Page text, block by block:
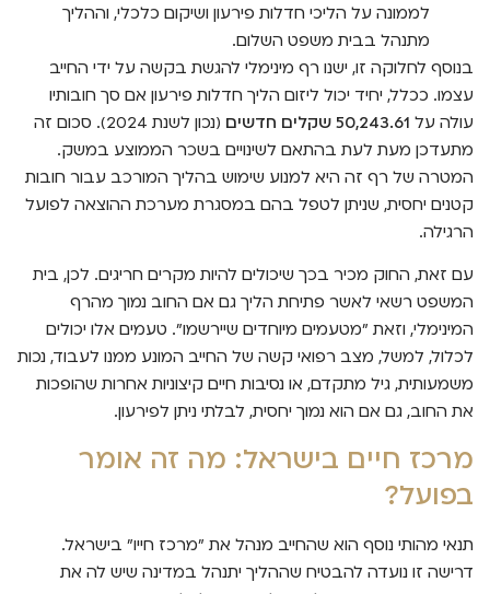
לממונה על הליכי חדלות פירעון ושיקום כלכלי, וההליך
מתנהל בבית משפט השלום.
בנוסף לחלוקה זו, ישנו רף מינימלי להגשת בקשה על ידי החייב
עצמו. ככלל, יחיד יכול ליזום הליך חדלות פירעון אם סך חובותיו
עולה על 50,243.61 שקלים חדשים
(נכון לשנת 2024). סכום זה
מתעדכן מעת לעת בהתאם לשינויים בשכר הממוצע במשק.
המטרה של רף זה היא למנוע שימוש בהליך המורכב עבור חובות
קטנים יחסית, שניתן לטפל בהם במסגרת מערכת ההוצאה לפועל
הרגילה.
עם זאת, החוק מכיר בכך שיכולים להיות מקרים חריגים. לכן, בית
המשפט רשאי לאשר פתיחת הליך גם אם החוב נמוך מהרף
המינימלי, וזאת "מטעמים מיוחדים שיירשמו". טעמים אלו יכולים
לכלול, למשל, מצב רפואי קשה של החייב המונע ממנו לעבוד, נכות
משמעותית, גיל מתקדם, או נסיבות חיים קיצוניות אחרות שהופכות
את החוב, גם אם הוא נמוך יחסית, לבלתי ניתן לפירעון.
מרכז חיים בישראל: מה זה אומר
בפועל?
תנאי מהותי נוסף הוא שהחייב מנהל את "מרכז חייו" בישראל.
דרישה זו נועדה להבטיח שההליך יתנהל במדינה שיש לה את